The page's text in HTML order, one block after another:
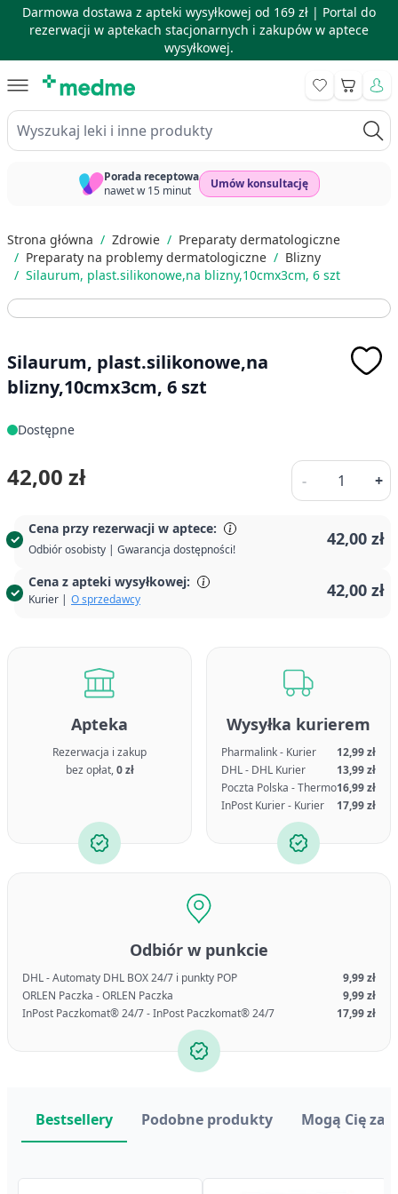
Darmowa dostawa z apteki wysyłkowej od 169 zł | Portal do
rezerwacji w aptekach stacjonarnych i zakupów w aptece
wysyłkowej.
Wyszukaj leki i inne produkty
Koszyk
Porada receptowa
nawet w 15 minut
Umów konsultację
Strona główna / Zdrowie / Preparaty dermatologiczne
/ Preparaty na problemy dermatologiczne / Blizny
/ Silaurum, plast.silikonowe,na blizny,10cmx3cm, 6 szt
Silaurum, plast.silikonowe,na
blizny,10cmx3cm, 6 szt
Dostępne
Cena przy rezerwacji w aptece:
Odbiór osobisty | Gwarancja dostępności!
42,00 zł
Cena z apteki wysyłkowej:
Kurier | O sprzedawcy 42,00 zł
42,00 zł -
Ilość
+
Apteka
Rezerwacja i zakup
bez opłat,0 zł
Wysyłka kurierem
Pharmalink - Kurier
12,99 zł
DHL - DHL Kurier
13,99 zł
Poczta Polska - Thermo16,99 zł
InPost Kurier - Kurier
17,99 zł
Odbiór w punkcie
DHL - Automaty DHL BOX 24/7 i punkty POP
9,99 zł
ORLEN Paczka - ORLEN Paczka
9,99 zł
InPost Paczkomat® 24/7 - InPost Paczkomat® 24/7
17,99 zł
Bestsellery Podobne produkty Mogą Cię